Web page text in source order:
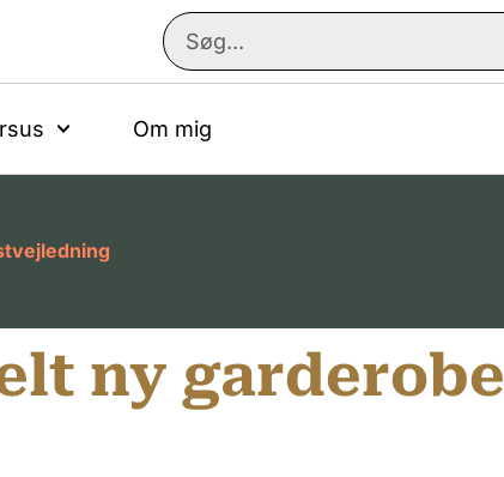
Om mig
ny garderobe